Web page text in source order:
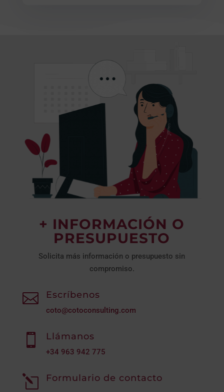
+ INFORMACIÓN O
PRESUPUESTO
Solicita más información o presupuesto sin
compromiso.
 Escríbenos
coto@cotoconsulting.com
 Llámanos
+34 963 942 775
l Formulario de contacto